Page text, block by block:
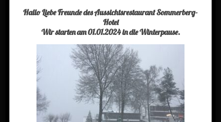
Impressum
Jobs im Sommerberg Hotel
Hallo Liebe Freunde des Aussichtsrestaurant Sommerberg-
Hotel
Wir starten am 01.01.2024 in die Winterpause.